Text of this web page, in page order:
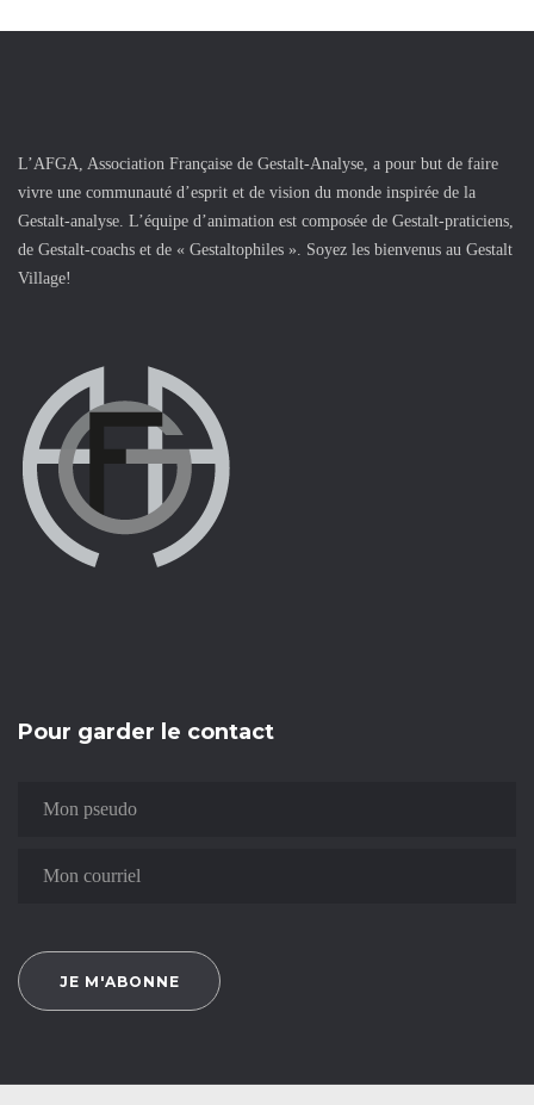
L’AFGA, Association Française de Gestalt-Analyse, a pour but de faire
vivre une communauté d’esprit et de vision du monde inspirée de la
Gestalt-analyse. L’équipe d’animation est composée de Gestalt-praticiens,
de Gestalt-coachs et de « Gestaltophiles ». Soyez les bienvenus au Gestalt
Village!
Pour garder le contact
JE M'ABONNE